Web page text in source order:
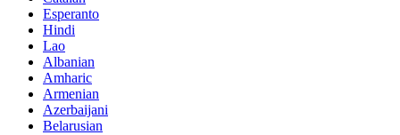
Esperanto
Hindi
Lao
Albanian
Amharic
Armenian
Azerbaijani
Belarusian